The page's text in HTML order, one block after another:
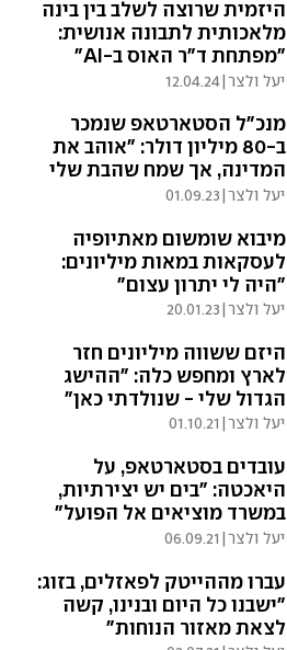
היזמית שרוצה לשלב בין בינה
מלאכותית לתבונה אנושית:
"מפתחת ד"ר האוס ב-AI"
יעל ולצר|
12.04.24
מנכ"ל הסטארטאפ שנמכר
ב-80 מיליון דולר: "אוהב את
המדינה, אך שמח שהבת שלי
נולדה בארה"ב"
יעל ולצר|
01.09.23
מיבוא שומשום מאתיופיה
לעסקאות במאות מיליונים:
"היה לי יתרון עצום"
יעל ולצר|
20.01.23
היזם ששווה מיליונים חזר
לארץ ומחפש כלה: "ההישג
הגדול שלי - שנולדתי כאן"
יעל ולצר|
01.10.21
עובדים בסטארטאפ, על
היאכטה: "בים יש יצירתיות,
במשרד מוציאים אל הפועל"
יעל ולצר|
06.09.21
עברו מההייטק לפאזלים, בזוג:
"ישבנו כל היום ובנינו, קשה
לצאת מאזור הנוחות"